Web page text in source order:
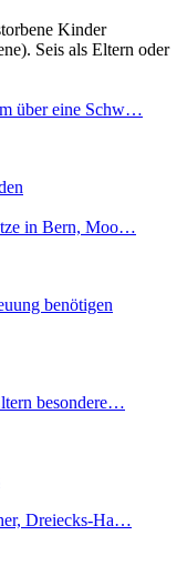
Kinder
Seis als Eltern oder
über eine Schw…
in Bern, Moo…
benötigen
besondere…
Dreiecks-Ha…